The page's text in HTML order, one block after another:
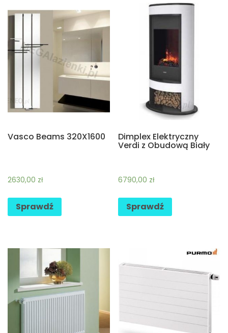
Vasco Beams 320X1600
2630,00 zł
Sprawdź
Dimplex Elektryczny
Verdi z Obudową Biały
6790,00 zł
Sprawdź